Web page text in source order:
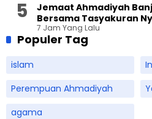
Jemaat Ahmadiyah
Bersama Tasyakuran
7 Jam Yang Lalu
Populer Tag
islam
Perempuan Ahmadiyah
agama